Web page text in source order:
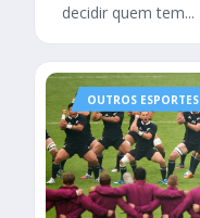
decidir quem tem...
OUTROS ESPORTES